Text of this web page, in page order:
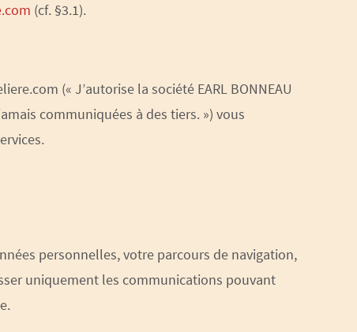
(cf. §3.1).
(« J’autorise la société EARL BONNEAU
communiquées à des tiers. ») vous
personnelles, votre parcours de navigation,
uniquement les communications pouvant